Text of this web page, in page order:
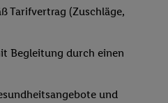
Tarifvertrag (Zuschläge,
Begleitung durch einen
und